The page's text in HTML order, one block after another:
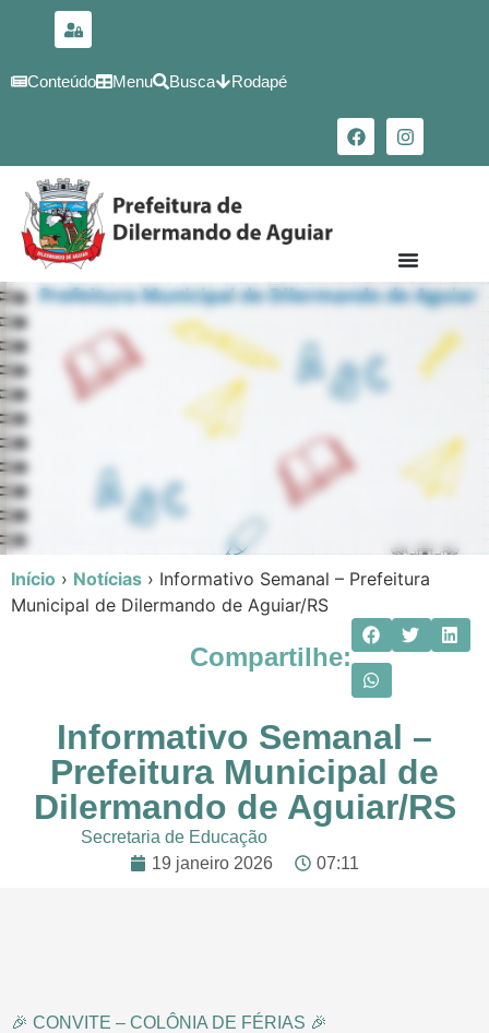
conteúdo
Conteúdo Menu Busca Rodapé
Início › Notícias › Informativo Semanal – Prefeitura
Municipal de Dilermando de Aguiar/RS
Compartilhe:
Informativo Semanal –
Prefeitura Municipal de
Dilermando de Aguiar/RS
Secretaria de Educação
19 janeiro 2026
07:11
🎉 CONVITE – COLÔNIA DE FÉRIAS 🎉